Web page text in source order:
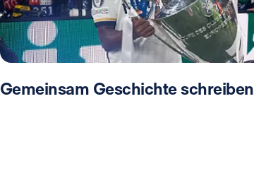
Gemeinsam Geschichte schreiben